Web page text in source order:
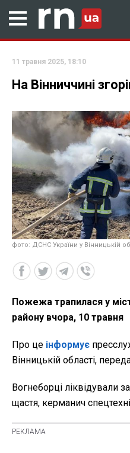
11 травня 2025, 18:10
На Вінниччині
фото: ДСНС України у Вінницькій
Пожежа трапилася у
району вчора, 10 травня
Про це інформує
Вінницькій області,
Вогнеборці ліквідували
щастя, керманич